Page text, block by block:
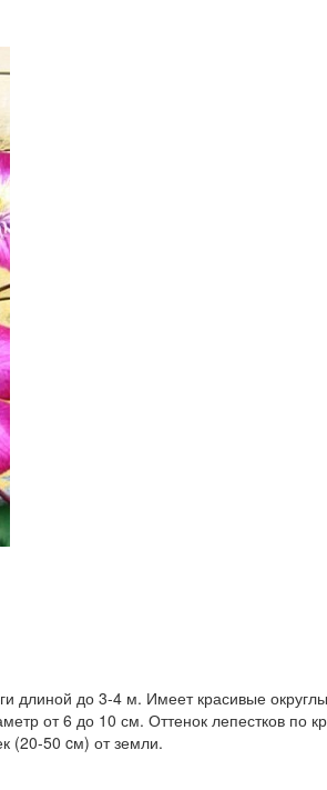
до 3-4 м. Имеет красивые
от 6 до 10 см. Оттенок лепестков по
(20-50 cм) от земли.